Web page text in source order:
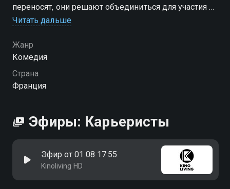
переносят, они решают объединиться для участия в
телевизионном шоу, чтобы решить свои
Читать дальше
Жанр
Комедия
Страна
Франция
Эфиры: Карьеристы
Эфир от 01.08 17:55
Kinoliving HD